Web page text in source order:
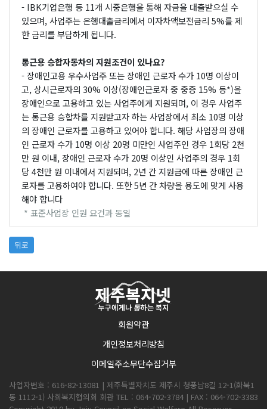
- IBK기업은행 등 11개 시중은행을 통해 자금을 대출받으실 수
있으며, 사업주는 은행대출금리에서 이자차액보전금리 5%를 제
한 금리를 부담하게 됩니다.
통근용 승합자동차의 지원조건이 있나요?
- 장애인고용 우수사업주 또는 장애인 근로자 수가 10명 이상이
고, 상시근로자의 30% 이상(장애인근로자 중 중증 15% 등*)을
장애인으로 고용하고 있는 사업주에게 지원되며, 이 경우 사업주
는 통근용 승합차를 지원받고자 하는 사업장에서 최소 10명 이상
의 장애인 근로자를 고용하고 있어야 합니다. 해당 사업장의 장애
인 근로자 수가 10명 이상 20명 미만인 사업주인 경우 1회당 2천
만 원 이내, 장애인 근로자 수가 20명 이상인 사업주의 경우 1회
당 4천만 원 이내에서 지원되며, 2년 간 지원금에 따른 장애인 근
로자를 고용하여야 합니다. 또한 5년 간 차량을 용도에 맞게 사용
해야 합니다
* 표준사업장 인원 요건과 동일
뒤로
회원약관
개인정보처리방침
이메일주소무단수집거부
사업자번호 : 616-82-13081 | 제주특별자치도 제주시 청풍남8길 12-1(화북1
동 1112-1) 사회복지협의회 회관 TEL : 064-702-3784 | FAX : 064-702-3383